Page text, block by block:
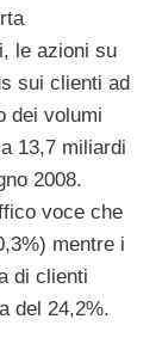
le azioni su
sui clienti ad
dei volumi
13,7 miliardi
2008.
voce che
mentre i
di clienti
del 24,2%.